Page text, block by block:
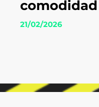
comodidad
21/02/2026